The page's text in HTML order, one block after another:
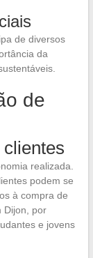
de diversos
da
de
realizada.
podem se
à compra de
Dijon, por
e jovens